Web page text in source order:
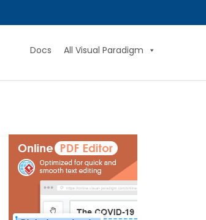
Docs All Visual Paradigm